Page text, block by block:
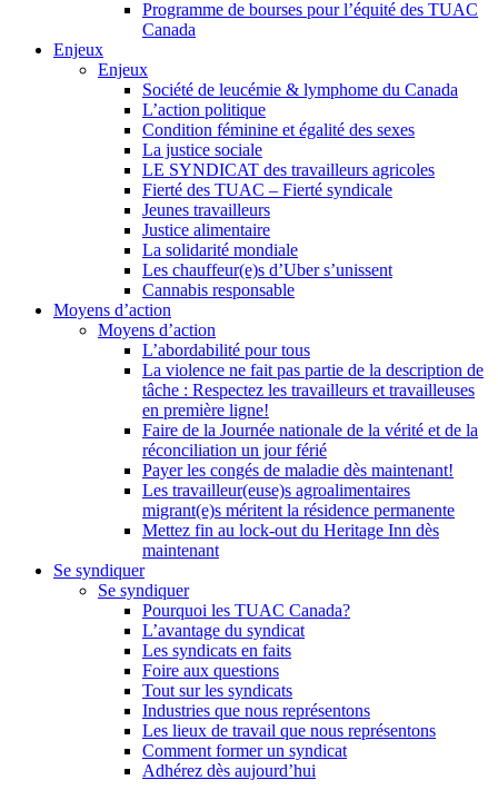
Programme de bourses pour l’équité des TUAC
Canada
Enjeux
Enjeux
Société de leucémie & lymphome du Canada
L’action politique
Condition féminine et égalité des sexes
La justice sociale
LE SYNDICAT des travailleurs agricoles
Fierté des TUAC – Fierté syndicale
Jeunes travailleurs
Justice alimentaire
La solidarité mondiale
Les chauffeur(e)s d’Uber s’unissent
Cannabis responsable
Moyens d’action
Moyens d’action
L’abordabilité pour tous
La violence ne fait pas partie de la description de
tâche : Respectez les travailleurs et travailleuses
en première ligne!
Faire de la Journée nationale de la vérité et de la
réconciliation un jour férié
Payer les congés de maladie dès maintenant!
Les travailleur(euse)s agroalimentaires
migrant(e)s méritent la résidence permanente
Mettez fin au lock-out du Heritage Inn dès
maintenant
Se syndiquer
Se syndiquer
Pourquoi les TUAC Canada?
L’avantage du syndicat
Les syndicats en faits
Foire aux questions
Tout sur les syndicats
Industries que nous représentons
Les lieux de travail que nous représentons
Comment former un syndicat
Adhérez dès aujourd’hui